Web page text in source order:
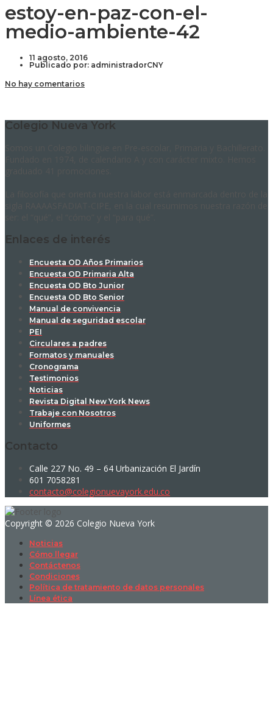
estoy-en-paz-con-el-
medio-ambiente-42
11 agosto, 2016
Publicado por: administradorCNY
No hay comentarios
Colegio Nueva York
Enlaces de interés
Encuesta OD Años Primarios
Encuesta OD Primaria Alta
Encuesta OD Bto Junior
Encuesta OD Bto Senior
Manual de convivencia
Manual de seguridad escolar
PEI
Circulares a padres
Formatos y manuales
Cronograma
Testimonios
Noticias
Revista Digital New York News
Trabaje con Nosotros
Uniformes
Contacto
Calle 227 No. 49 – 64 Urbanización El Jardín
601 7058281
contacto@colegionuevayork.edu.co
Copyright © 2026 Colegio Nueva York
Noticias
Cómo llegar
Contáctenos
Condiciones
Política de tratamiento de datos personales
Línea ética